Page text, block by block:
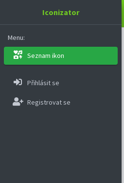
Iconizator
Menu:
Seznam ikon
Přihlásit se
Registrovat se